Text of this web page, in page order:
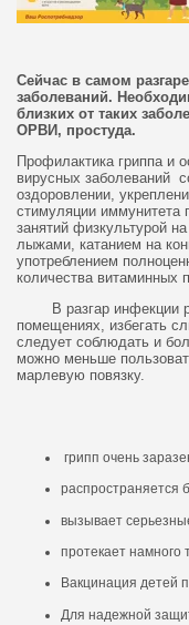
Сейчас в самом
заболеваний.
близких от таких
ОРВИ, простуда.
Профилактика гриппа и
вирусных заболеваний
оздоровлении,
стимуляции иммунитета
занятий физкультурой
лыжами, катанием на
употреблением
количества витаминных
В разгар инфекции
помещениях, избегать
следует соблюдать и
можно меньше
марлевую повязку.
грипп очень
распространяется
вызывает
протекает
Вакцинация детей
Для надежной